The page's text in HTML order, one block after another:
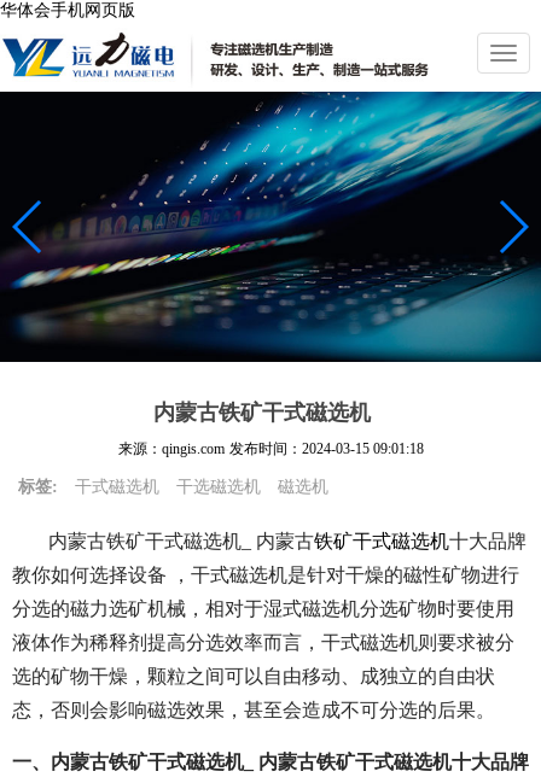
华体会手机网页版
切
换
导
航
内蒙古铁矿干式磁选机
来源：qingis.com 发布时间： 2024-03-15 09:01:18
标签: 干式磁选机 干选磁选机 磁选机
内蒙古铁矿干式磁选机_ 内蒙古铁矿干式磁选机十大品牌
教你如何选择设备 ， 干式磁选机是针对干燥的磁性矿物进行
分选的磁力选矿机械，相对于湿式磁选机分选矿物时要使用
液体作为稀释剂提高分选效率而言，干式磁选机则要求被分
选的矿物干燥，颗粒之间可以自由移动、成独立的自由状
态，否则会影响磁选效果，甚至会造成不可分选的后果。
一、内蒙古铁矿干式磁选机_ 内蒙古铁矿干式磁选机十大品牌